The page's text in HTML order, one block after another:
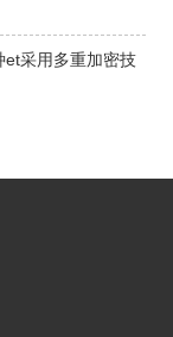
et采用多重加密技